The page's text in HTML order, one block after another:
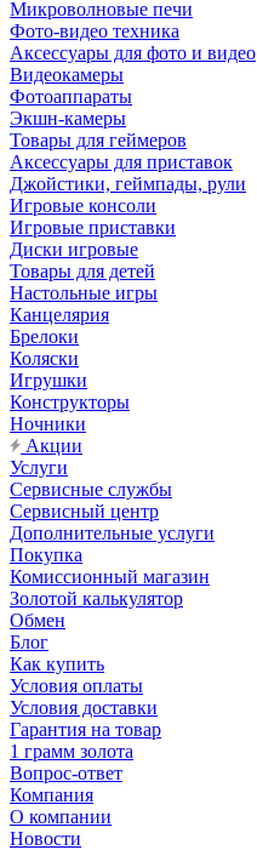
Микроволновые печи
Фото-видео техника
Аксессуары для фото и видео
Видеокамеры
Фотоаппараты
Экшн-камеры
Товары для геймеров
Аксессуары для приставок
Джойстики, геймпады, рули
Игровые консоли
Игровые приставки
Диски игровые
Товары для детей
Настольные игры
Канцелярия
Брелоки
Коляски
Игрушки
Конструкторы
Ночники
Акции
Услуги
Сервисные службы
Сервисный центр
Дополнительные услуги
Покупка
Комиссионный магазин
Золотой калькулятор
Обмен
Блог
Как купить
Условия оплаты
Условия доставки
Гарантия на товар
1 грамм золота
Вопрос-ответ
Компания
О компании
Новости